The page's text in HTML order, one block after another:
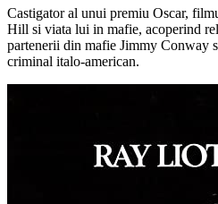
Castigator al unui premiu Oscar,
Hill si viata lui in mafie, acoperind
partenerii din mafie Jimmy Conway
criminal italo-american.